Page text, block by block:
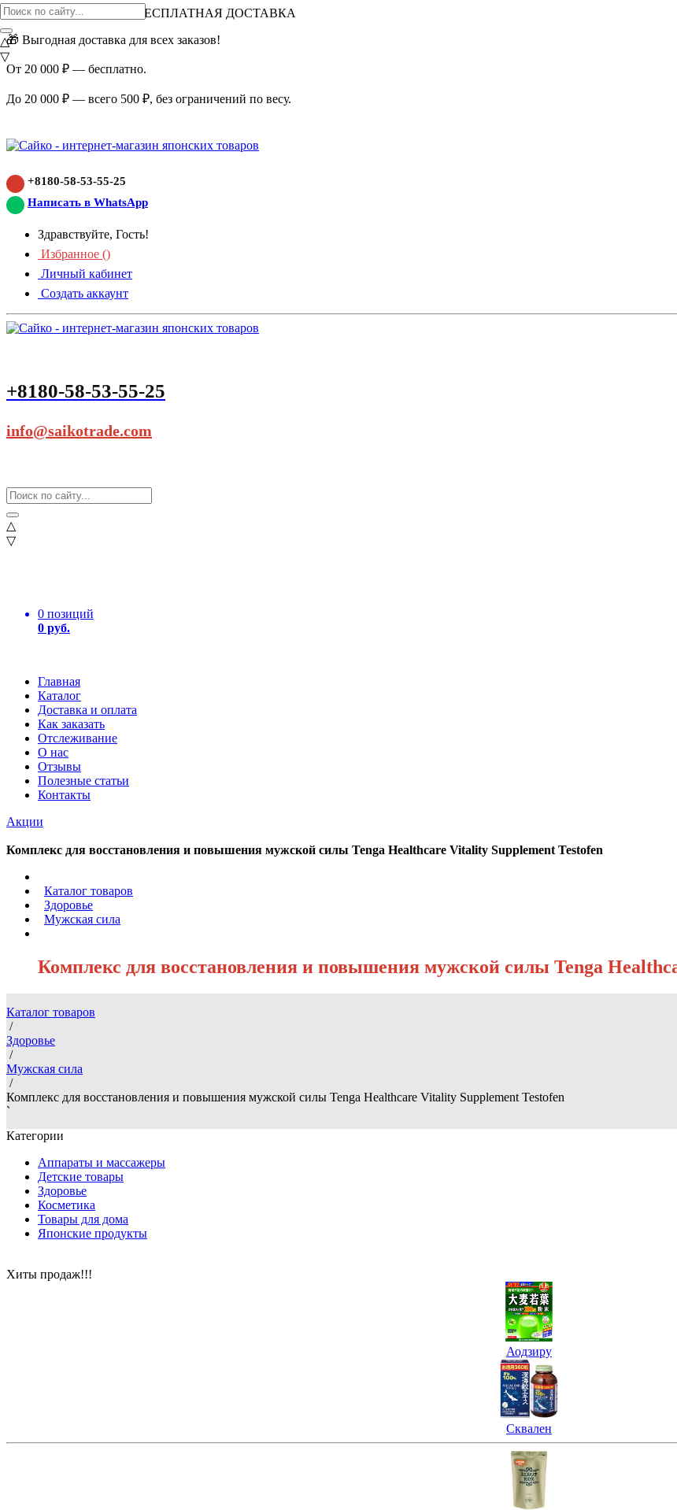
ВНИМАНИЕ АКЦИЯ!
БЕСПЛАТНАЯ ДОСТАВКА
🎁 Выгодная доставка для всех заказов!
От 20 000 ₽ — бесплатно.
До 20 000 ₽ — всего 500 ₽, без ограничений по весу.
+8180-58-53-55-25
Написать в WhatsApp
Здравствуйте, Гость!
Избранное ()
Личный кабинет
Создать аккаунт
+8180-58-53-55-25
info@saikotrade.com
△
▽
0 позиций
0 руб.
Главная
Каталог
Доставка и оплата
Как заказать
Отслеживание
О нас
Отзывы
Полезные статьи
Контакты
Акции
△
▽
Комплекс для восстановления и повышения мужской силы Tenga Healthcare Vitality Supplement Testofen
Каталог товаров
Здоровье
Мужская сила
Комплекс для восстановления и повышения мужской силы Tenga
Каталог товаров
/
Здоровье
/
Мужская сила
/
Комплекс для восстановления и повышения мужской силы Tenga Healthcare Vitality Supplement Testofen
`
Категории
Аппараты и массажеры
Детские товары
Здоровье
Косметика
Товары для дома
Японские продукты
Хиты продаж!!!
Аодзиру
Сквален